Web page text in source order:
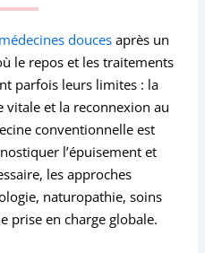
douces après un
le repos et les traitements
parfois leurs limites : la
vitale et la reconnexion au
conventionnelle est
l’épuisement et
les approches
naturopathie, soins
prise en charge globale.